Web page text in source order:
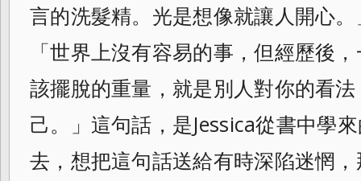
言的洗髮精。光是想像就讓人開心。
「世界上沒有容易的事，但經歷後
該擺脫的重量， 就是別人對你的看
己。」這句話，是Jessica從書中學
去，想把這句話送給有時深陷迷惘